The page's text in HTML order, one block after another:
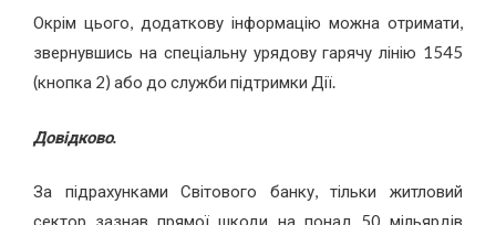
Окрім цього, додаткову інформацію можна отримати,
звернувшись на спеціальну урядову гарячу лінію 1545
(кнопка 2) або до служби підтримки Дії.
Довідково.
За підрахунками Світового банку, тільки житловий